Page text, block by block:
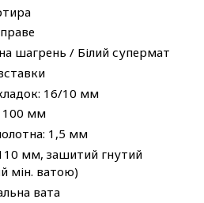
шагрень / Білий супермат
16/10 мм
100 мм
1,5 мм
мм, зашитий гнутий
мін. ватою)
вата